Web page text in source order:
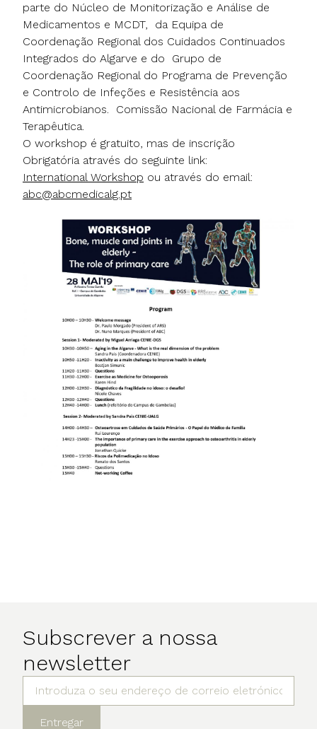
parte do Núcleo de Monitorização e Análise de
Medicamentos e MCDT, da Equipa de
Coordenação Regional dos Cuidados Continuados
Integrados do Algarve e do Grupo de
Coordenação Regional do Programa de Prevenção
e Controlo de Infeções e Resistência aos
Antimicrobianos. Comissão Nacional de Farmácia e
Terapêutica.
O workshop é gratuito, mas de inscrição
Obrigatória através do seguinte link:
International Workshop ou através do email:
abc@abcmedicalg.pt
Subscrever a nossa
newsletter
Entregar